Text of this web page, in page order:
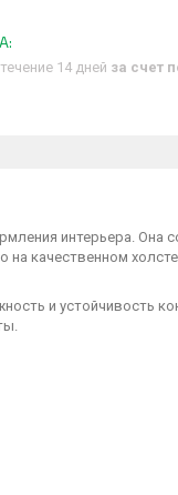
14 дней за счет
интерьера.
качественном
и устойчивость